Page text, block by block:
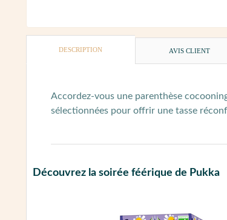
DESCRIPTION AVIS CLIENT
Accordez-vous une parenthèse
sélectionnées pour offrir une tasse
Découvrez la soirée féérique de Pukka